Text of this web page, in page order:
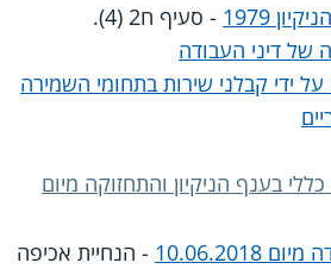
1979
- סעיף ח2 (4).
של דיני העבודה
ידי קבלני שירות בתחומי השמירה
בענף הניקיון והתחזוקה מיום
- הנחיית אכיפה